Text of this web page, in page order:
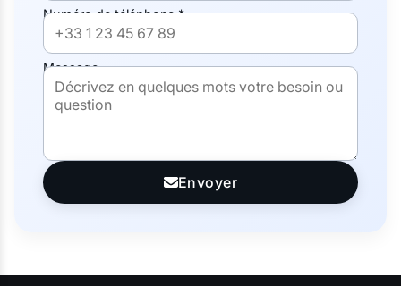
Numéro de téléphone *
Message
Envoyer